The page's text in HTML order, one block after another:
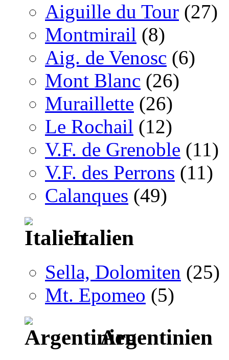
Aiguille du Tour (27)
Montmirail (8)
Aig. de Venosc (6)
Mont Blanc (26)
Muraillette (26)
Le Rochail (12)
V.F. de Grenoble (11)
V.F. des Perrons (11)
Calanques (49)
Italien
Sella, Dolomiten (25)
Mt. Epomeo (5)
Argentinien